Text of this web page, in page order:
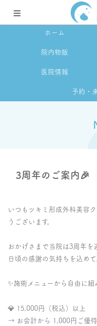
ホーム
院内物販
医院情報
予約・
3周年のご案内🎉
いつもツキミ形成外科美容
うございます。
おかげさまで当院は3周年を
日頃の感謝の気持ちを込め
✨施術メニューから自由に組
💎 15,000円（税込）以上
→ お会計から 1,000円ご優待